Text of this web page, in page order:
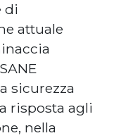
di
attuale
sicurezza
risposta agli
nella